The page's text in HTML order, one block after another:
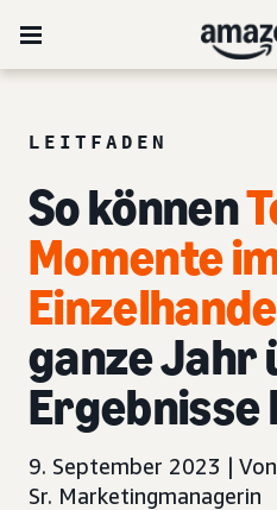
LEITFADEN
So können
Momente
ganze Jahr
9. September 2023 |
Sr. Marketingmanagerin